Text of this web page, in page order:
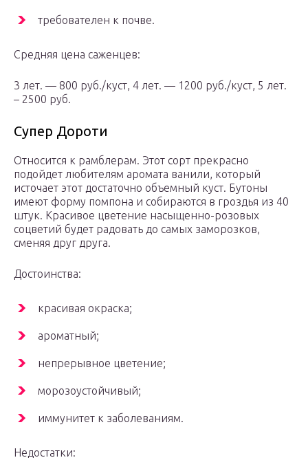
требователен к почве.
Средняя цена саженцев:
3 лет. — 800 руб./куст, 4 лет. — 1200 руб./куст, 5 лет.
– 2500 руб.
Супер Дороти
Относится к рамблерам. Этот сорт прекрасно
подойдет любителям аромата ванили, который
источает этот достаточно объемный куст. Бутоны
имеют форму помпона и собираются в гроздья из 40
штук. Красивое цветение насыщенно-розовых
соцветий будет радовать до самых заморозков,
сменяя друг друга.
Достоинства:
красивая окраска;
ароматный;
непрерывное цветение;
морозоустойчивый;
иммунитет к заболеваниям.
Недостатки: